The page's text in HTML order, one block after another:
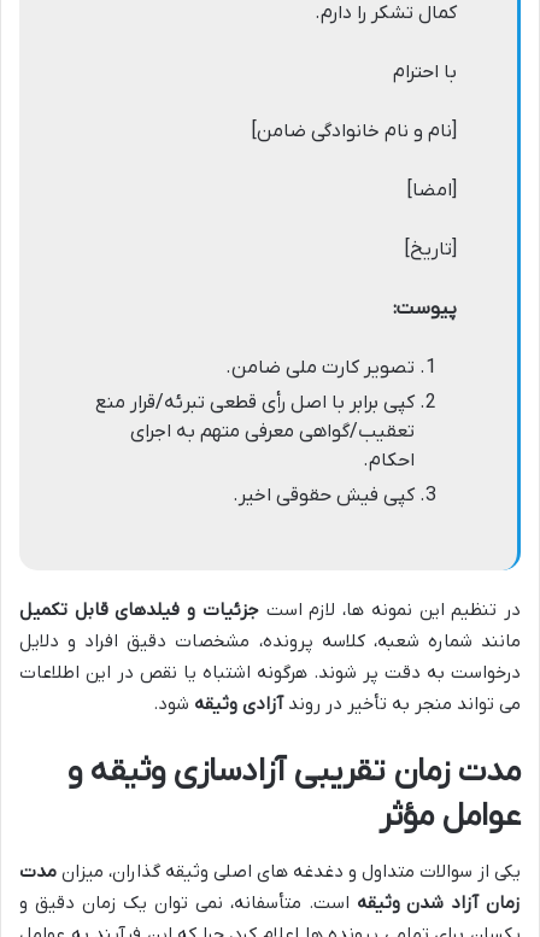
کمال تشکر را دارم.
با احترام
[نام و نام خانوادگی ضامن]
[امضا]
[تاریخ]
پیوست:
تصویر کارت ملی ضامن.
کپی برابر با اصل رأی قطعی تبرئه/قرار منع
تعقیب/گواهی معرفی متهم به اجرای
احکام.
کپی فیش حقوقی اخیر.
در تنظیم این نمونه ها، لازم استجزئیات و فیلدهای قابل تکمیل
مانند شماره شعبه، کلاسه پرونده، مشخصات دقیق افراد و دلایل
درخواست به دقت پر شوند. هرگونه اشتباه یا نقص در این اطلاعات
می تواند منجر به تأخیر در روندآزادی وثیقه شود.
مدت زمان تقریبی آزادسازی وثیقه و
عوامل مؤثر
یکی از سوالات متداول و دغدغه های اصلی وثیقه گذاران، میزان مدت
زمان آزاد شدن وثیقه است. متأسفانه، نمی توان یک زمان دقیق و